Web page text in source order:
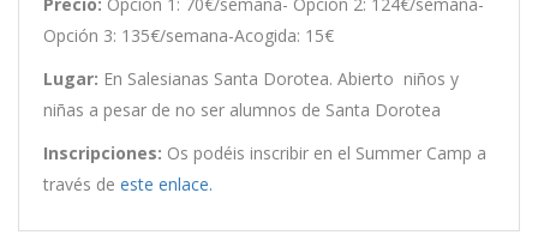
Opción 3: 135€/semana-Acogida: 15€
Lugar: En Salesianas Santa Dorotea. Abierto niños y
niñas a pesar de no ser alumnos de Santa Dorotea
Inscripciones: Os podéis inscribir en el Summer Camp a
través de este enlace.